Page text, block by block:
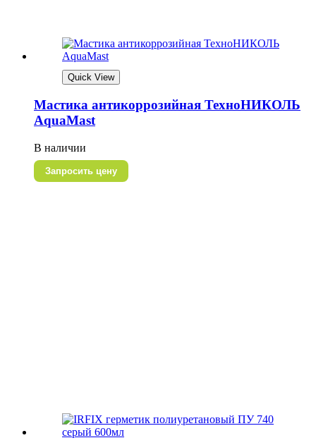
Quick View
Мастика антикоррозийная ТехноНИКОЛЬ
AquaMast
В наличии
Запросить цену